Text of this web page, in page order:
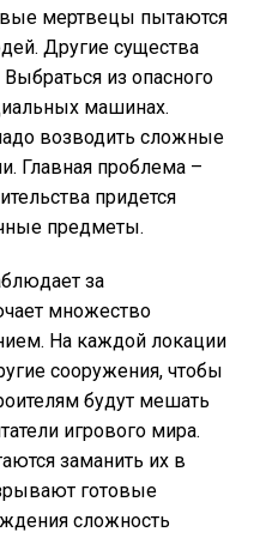
мертвецы пытаются
Другие существа
из опасного
машинах.
возводить сложные
Главная проблема –
придется
предметы.
за
множество
На каждой локации
сооружения, чтобы
будут мешать
игрового мира.
заманить их в
готовые
сложность